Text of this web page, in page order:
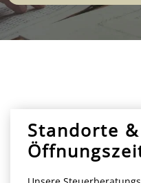
Standorte &